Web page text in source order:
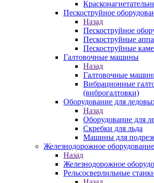
Пескоструйное
Назад
Пескоструйное
Пескоструйные
Пескоструйные
Галтовочные машины
Назад
Галтовочные
Вибрационные
(виброгалтовки)
Оборудование для
Назад
Оборудование для
Скребки для льда
Машины для
Железнодорожное оборудование
Назад
Железнодорожное
Рельсосверлильные